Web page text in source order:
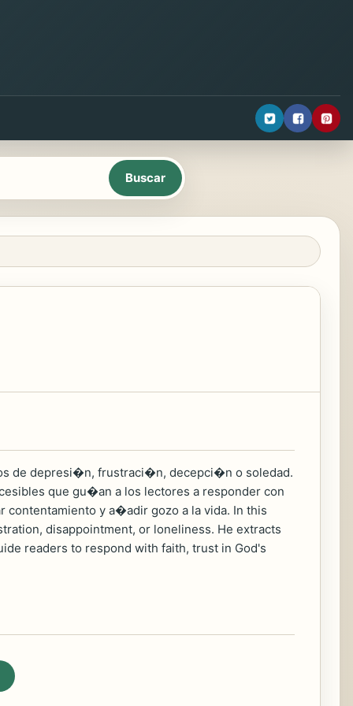
de depresi�n, frustraci�n, decepci�n o soledad.
que gu�an a los lectores a responder con
y a�adir gozo a la vida. In this
disappointment, or loneliness. He extracts
readers to respond with faith, trust in God's